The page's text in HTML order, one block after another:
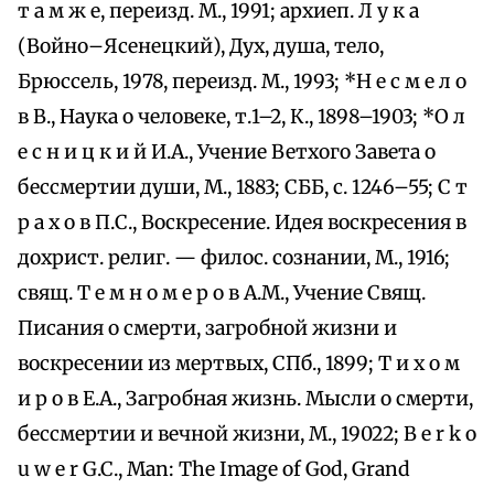
т а м ж е, переизд. М., 1991; архиеп. Л у к а
(Войно–Ясенецкий), Дух, душа, тело,
Брюссель, 1978, переизд. М., 1993; *Н е с м е л о
в В., Наука о человеке, т.1–2, К., 1898–1903; *О л
е с н и ц к и й И.А., Учение Ветхого Завета о
бессмертии души, М., 1883; СББ, с. 1246–55; С т
р а х о в П.С., Воскресение. Идея воскресения в
дохрист. религ. — филос. сознании, М., 1916;
свящ. Т е м н о м е р о в А.М., Учение Свящ.
Писания о смерти, загробной жизни и
воскресении из мертвых, СПб., 1899; Т и х о м
и р о в Е.А., Загробная жизнь. Мысли о смерти,
бессмертии и вечной жизни, М., 19022; B e r k o
u w e r G.C., Man: The Image of God, Grand